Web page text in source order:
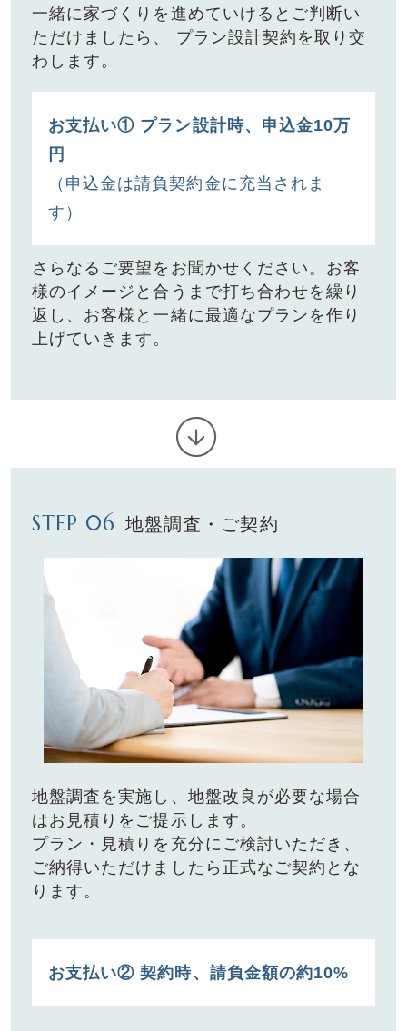
⼀緒に家づくりを進めていけるとご判断い
ただけましたら、
プラン設計契約を取り交
わします。
お⽀払い① プラン設計時、申込⾦10万
円
（申込⾦は請負契約⾦に充当されま
す）
さらなるご要望をお聞かせください。お客
様のイメージと合うまで打ち合わせを繰り
返し、お客様と⼀緒に最適なプランを作り
上げていきます。
STEP 06 地盤調査・ご契約
地盤調査を実施し、地盤改良が必要な場合
はお⾒積りをご提⽰します。
プラン・⾒積りを充分にご検討いただき、
ご納得いただけましたら正式なご契約とな
ります。
お⽀払い② 契約時、請負⾦額の約10%